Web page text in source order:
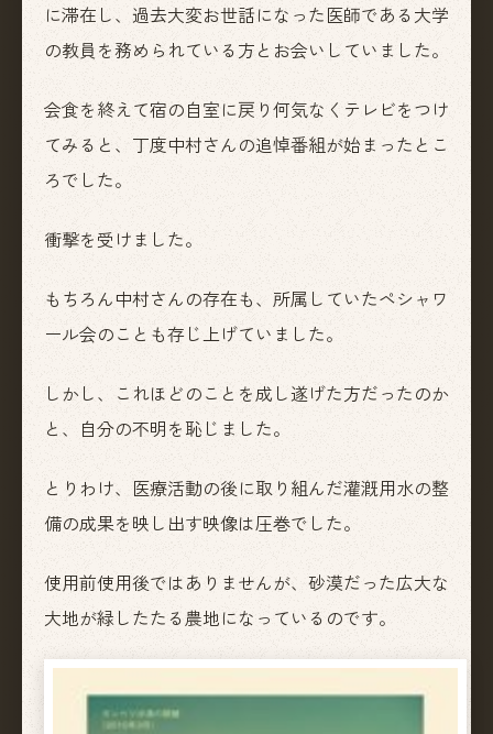
に滞在し、過去大変お世話になった医師である大学
の教員を務められている方とお会いしていました。
会食を終えて宿の自室に戻り何気なくテレビをつけ
てみると、丁度中村さんの追悼番組が始まったとこ
ろでした。
衝撃を受けました。
もちろん中村さんの存在も、所属していたペシャワ
ール会のことも存じ上げていました。
しかし、これほどのことを成し遂げた方だったのか
と、自分の不明を恥じました。
とりわけ、医療活動の後に取り組んだ灌漑用水の整
備の成果を映し出す映像は圧巻でした。
使用前使用後ではありませんが、砂漠だった広大な
大地が緑したたる農地になっているのです。